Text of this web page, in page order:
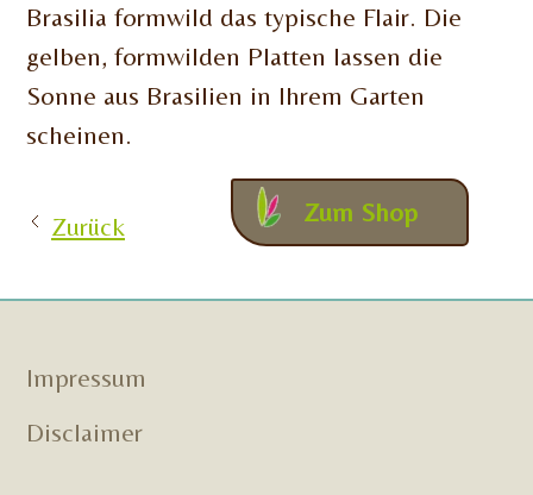
Zum Shop
Brasilia formwild das typische Flair. Die
gelben, formwilden Platten lassen die
Sonne aus Brasilien in Ihrem Garten
scheinen.
Zurück
Impressum
Disclaimer